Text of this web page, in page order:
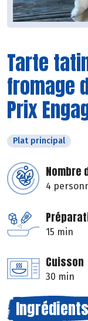
Tarte
fromage
Prix
Plat principal
Nombre
4
15 min
Cuisson
30 min
Ingrédients